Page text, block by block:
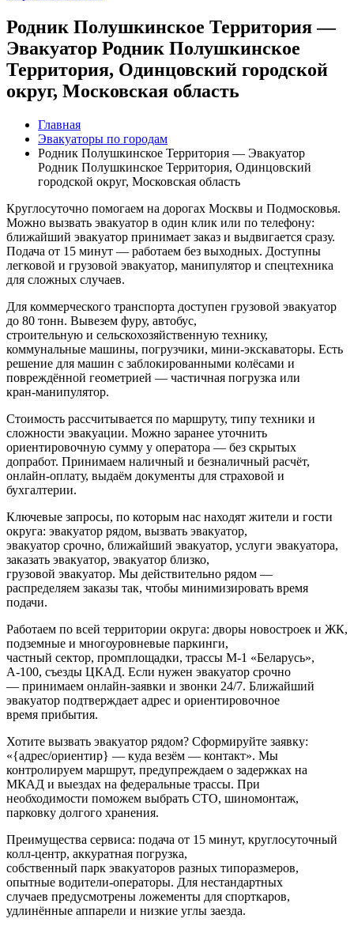
Родник Полушкинское Территория —
Эвакуатор Родник Полушкинское
Территория, Одинцовский городской
округ, Московская область
Главная
Эвакуаторы по городам
Родник Полушкинское Территория — Эвакуатор
Родник Полушкинское Территория, Одинцовский
городской округ, Московская область
Круглосуточно помогаем на дорогах Москвы и Подмосковья.
Можно вызвать эвакуатор в один клик или по телефону:
ближайший эвакуатор принимает заказ и выдвигается сразу.
Подача от 15 минут — работаем без выходных. Доступны
легковой и грузовой эвакуатор, манипулятор и спецтехника
для сложных случаев.
Для коммерческого транспорта доступен грузовой эвакуатор
до 80 тонн. Вывезем фуру, автобус,
строительную и сельскохозяйственную технику,
коммунальные машины, погрузчики, мини-экскаваторы. Есть
решение для машин с заблокированными колёсами и
повреждённой геометрией — частичная погрузка или
кран-манипулятор.
Стоимость рассчитывается по маршруту, типу техники и
сложности эвакуации. Можно заранее уточнить
ориентировочную сумму у оператора — без скрытых
допработ. Принимаем наличный и безналичный расчёт,
онлайн-оплату, выдаём документы для страховой и
бухгалтерии.
Ключевые запросы, по которым нас находят жители и гости
округа: эвакуатор рядом, вызвать эвакуатор,
эвакуатор срочно, ближайший эвакуатор, услуги эвакуатора,
заказать эвакуатор, эвакуатор близко,
грузовой эвакуатор. Мы действительно рядом —
распределяем заказы так, чтобы минимизировать время
подачи.
Работаем по всей территории округа: дворы новостроек и ЖК,
подземные и многоуровневые паркинги,
частный сектор, промплощадки, трассы М‑1 «Беларусь»,
А‑100, съезды ЦКАД. Если нужен эвакуатор срочно
— принимаем онлайн-заявки и звонки 24/7. Ближайший
эвакуатор подтверждает адрес и ориентировочное
время прибытия.
Хотите вызвать эвакуатор рядом? Сформируйте заявку:
«{адрес/ориентир} — куда везём — контакт». Мы
контролируем маршрут, предупреждаем о задержках на
МКАД и выездах на федеральные трассы. При
необходимости поможем выбрать СТО, шиномонтаж,
парковку долгого хранения.
Преимущества сервиса: подача от 15 минут, круглосуточный
колл‑центр, аккуратная погрузка,
собственный парк эвакуаторов разных типоразмеров,
опытные водители-операторы. Для нестандартных
случаев предусмотрены ложементы для спорткаров,
удлинённые аппарели и низкие углы заезда.